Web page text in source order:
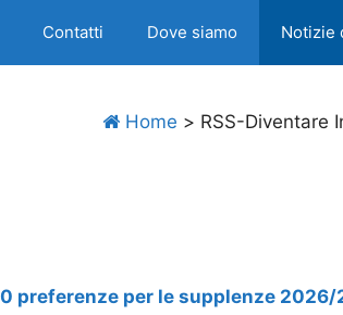
Contatti Dove siamo Notizie
Home > RSS-Diventare
preferenze per le supplenze